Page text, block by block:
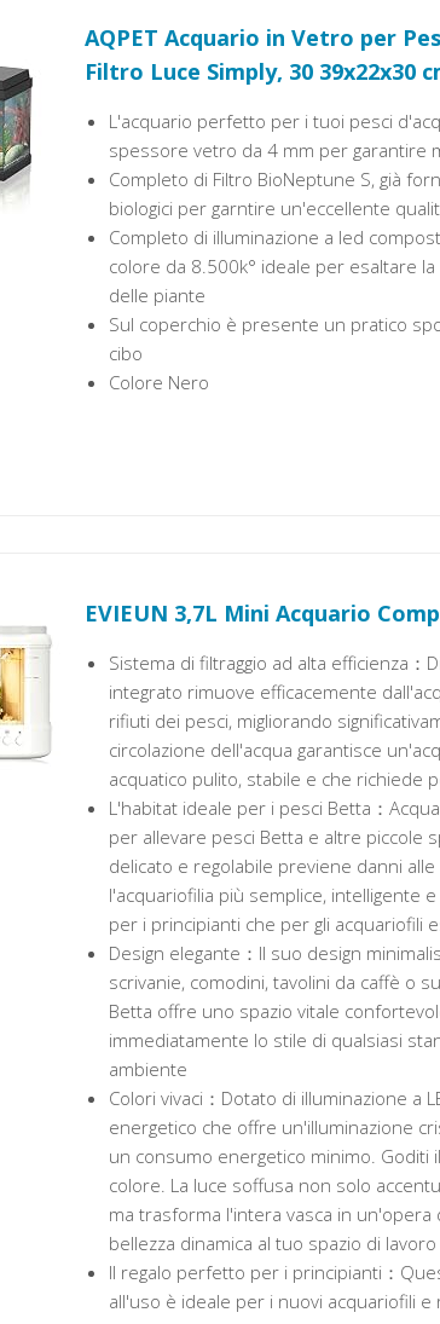
AQPET Acquario in Vetro per
Filtro Luce Simply, 30 39x22x30
L'acquario perfetto per i tuoi pesci
spessore vetro da 4 mm per garantire
Completo di Filtro BioNeptune S, già
biologici per garntire un'eccellente
Completo di illuminazione a led
colore da 8.500k° ideale per esaltare
delle piante
Sul coperchio è presente un pratico
cibo
Colore Nero
EVIEUN 3,7L Mini Acquario
Sistema di filtraggio ad alta efficienza
integrato rimuove efficacemente
rifiuti dei pesci, migliorando
circolazione dell'acqua garantisce
acquatico pulito, stabile e che richiede
L'habitat ideale per i pesci Betta：
per allevare pesci Betta e altre piccole
delicato e regolabile previene danni
l'acquariofilia più semplice, intelligente
per i principianti che per gli acquariofili
Design elegante：Il suo design
scrivanie, comodini, tavolini da caffè o
Betta offre uno spazio vitale
immediatamente lo stile di qualsiasi
ambiente
Colori vivaci：Dotato di illuminazione a
energetico che offre un'illuminazione
un consumo energetico minimo. Goditi
colore. La luce soffusa non solo
ma trasforma l'intera vasca in
bellezza dinamica al tuo spazio di lavoro
Il regalo perfetto per i principianti：
all'uso è ideale per i nuovi acquariofili